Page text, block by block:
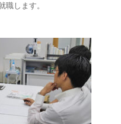
職します。